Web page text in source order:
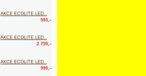
AKCE ECOLITE LED..
593,–
AKCE ECOLITE LED..
2 759,–
AKCE ECOLITE LED..
999,–